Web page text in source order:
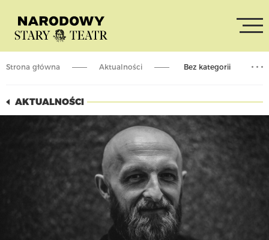
Strona główna Bez kategorii
Aktualności
AKTUALNOŚCI